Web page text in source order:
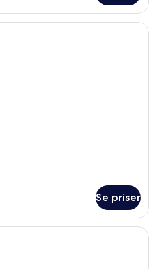
Et moderne hotelværelse med sofa,
Se priser
Et hotelværelse med to senge, et